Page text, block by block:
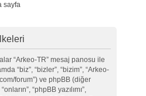
sayfa
“Arkeo-TR” mesaj panosu ile
“biz”, “bizler”, “bizim”, “Arkeo-
forum”) ve phpBB (diğer
“phpBB yazılımı”,